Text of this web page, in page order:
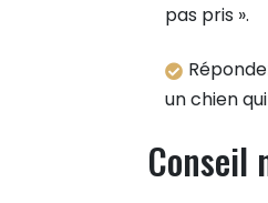
pas pris ».
un chien
Conseil